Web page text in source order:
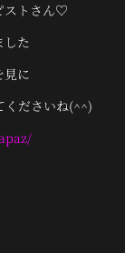
ストさん♡
した
見に
くださいね(^^)